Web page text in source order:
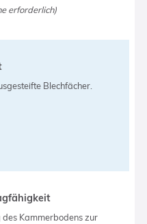
erforderlich)
Blechfächer.
des Kammerbodens zur